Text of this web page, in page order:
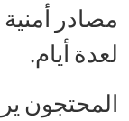
مصادر
لعدة أيام.
المحتجون